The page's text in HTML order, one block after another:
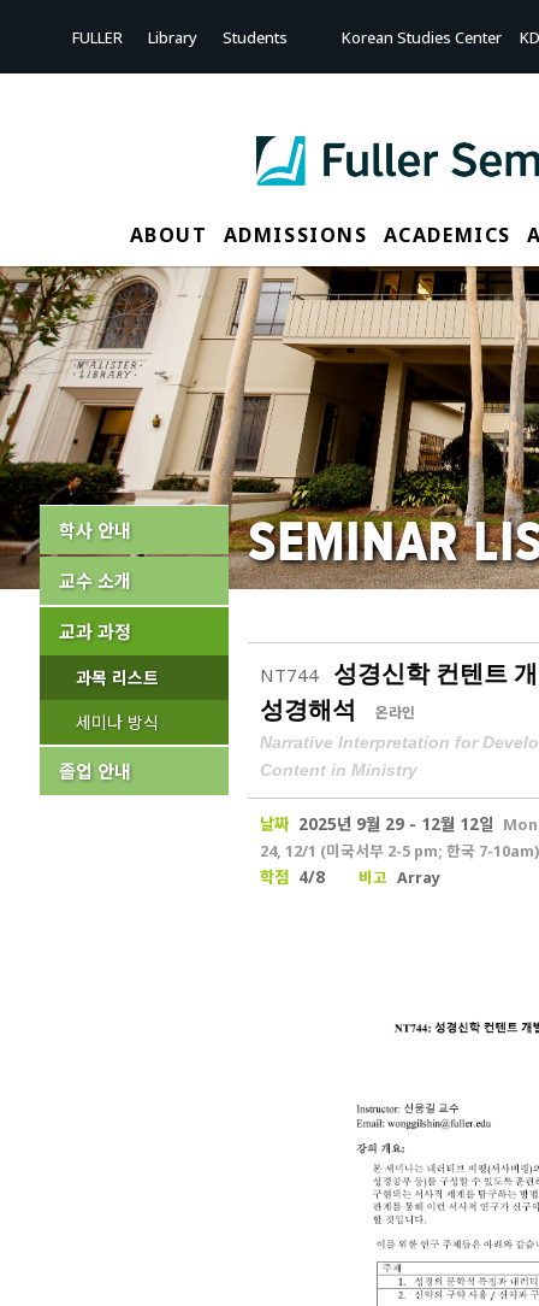
FULLER Library Students Korean Studies Center
ABOUT ADMISSIONS ACADEMICS
학사 안내
교수 소개
교과 과정
과목 리스트
세미나 방식
졸업 안내
SEMINAR
NT744
성경신학 컨텐트
성경해석
온라인
Narrative Interpretation for
Content in Ministry
날짜 2025년 9월 29 - 12월 12일
24, 12/1 (미국서부 2-5 pm; 한국 7-
학점 4/8 비고 Array